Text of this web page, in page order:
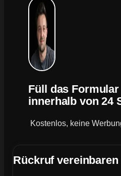
Rückruf vereinbaren
Füll das
innerhalb von 24
Kostenlos, keine